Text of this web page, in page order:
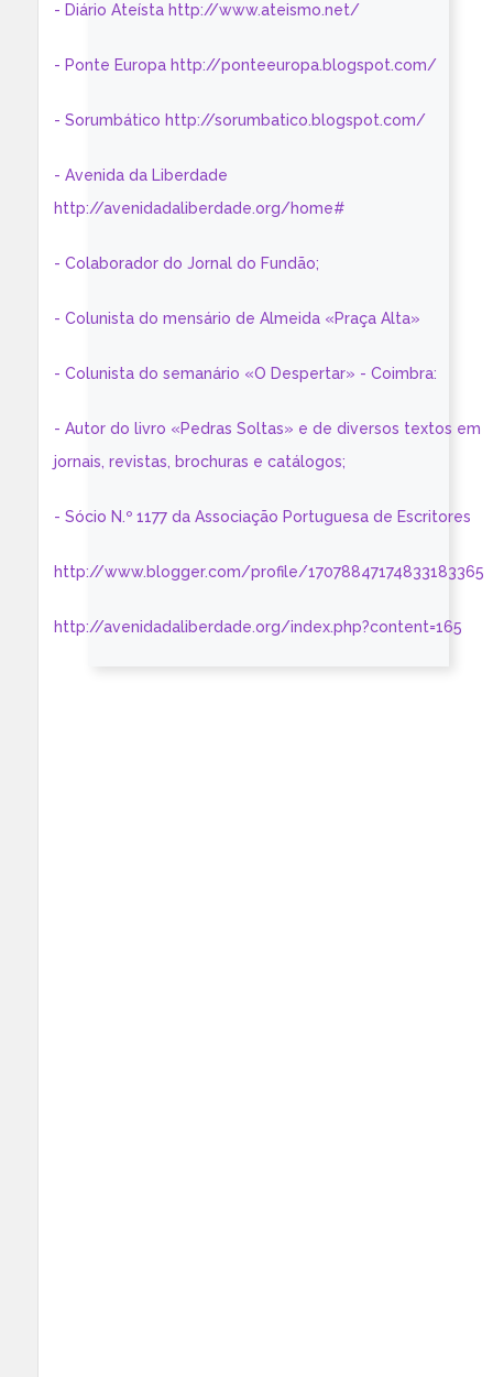
- Diário Ateísta http://www.ateismo.net/
- Ponte Europa http://ponteeuropa.blogspot.com/
- Sorumbático http://sorumbatico.blogspot.com/
- Avenida da Liberdade
http://avenidadaliberdade.org/home#
- Colaborador do Jornal do Fundão;
- Colunista do mensário de Almeida «Praça Alta»
- Colunista do semanário «O Despertar» - Coimbra:
- Autor do livro «Pedras Soltas» e de diversos textos em
jornais, revistas, brochuras e catálogos;
- Sócio N.º 1177 da Associação Portuguesa de Escritores
http://www.blogger.com/profile/17078847174833183365
http://avenidadaliberdade.org/index.php?content=165